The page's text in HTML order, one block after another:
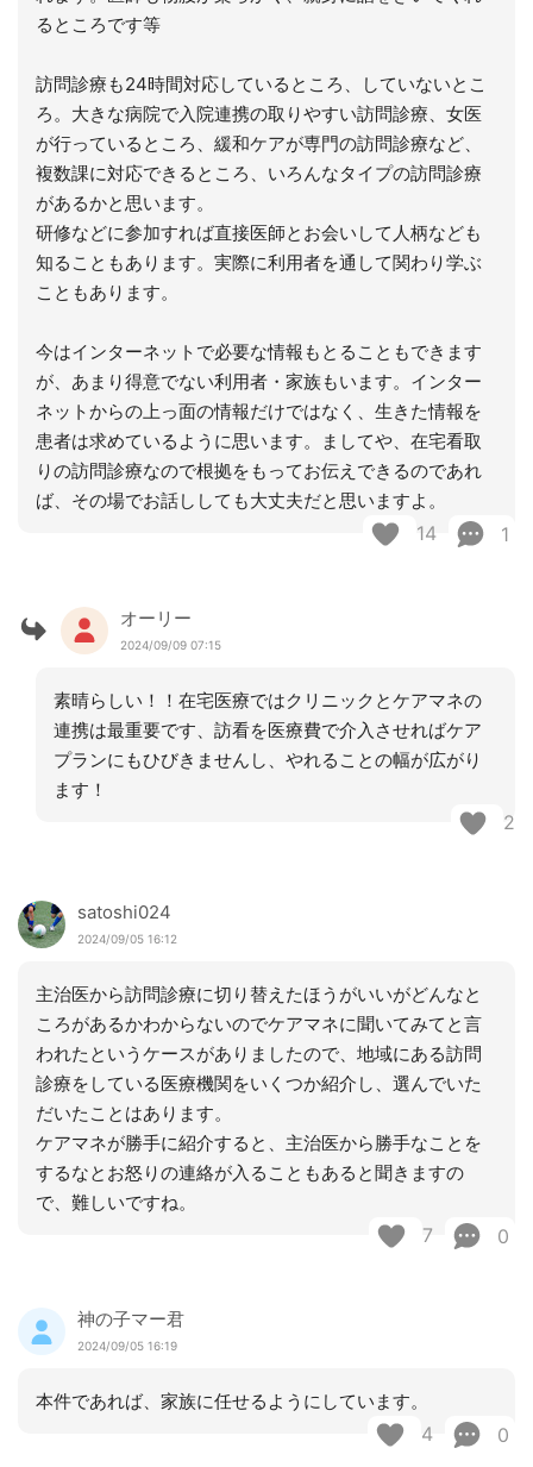
るところです等
訪問診療も24時間対応しているところ、していないとこ
ろ。大きな病院で入院連携の取りやすい訪問診療、女医
が行っているところ、緩和ケアが専門の訪問診療など、
複数課に対応できるところ、いろんなタイプの訪問診療
があるかと思います。
研修などに参加すれば直接医師とお会いして人柄なども
知ることもあります。実際に利用者を通して関わり学ぶ
こともあります。
今はインターネットで必要な情報もとることもできます
が、あまり得意でない利用者・家族もいます。インター
ネットからの上っ面の情報だけではなく、生きた情報を
患者は求めているように思います。ましてや、在宅看取
りの訪問診療なので根拠をもってお伝えできるのであれ
ば、その場でお話ししても大丈夫だと思いますよ。
14 1
オーリー
2024/09/09 07:15
素晴らしい！！在宅医療ではクリニックとケアマネの
連携は最重要です、訪看を医療費で介入させればケア
プランにもひびきませんし、やれることの幅が広がり
ます！
2
satoshi024
2024/09/05 16:12
主治医から訪問診療に切り替えたほうがいいがどんなと
ころがあるかわからないのでケアマネに聞いてみてと言
われたというケースがありましたので、地域にある訪問
診療をしている医療機関をいくつか紹介し、選んでいた
だいたことはあります。
ケアマネが勝手に紹介すると、主治医から勝手なことを
するなとお怒りの連絡が入ることもあると聞きますの
で、難しいですね。
7 0
神の子マー君
2024/09/05 16:19
本件であれば、家族に任せるようにしています。
4 0